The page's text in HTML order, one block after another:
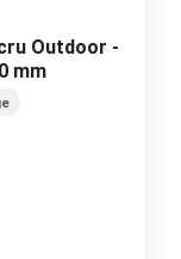
Outdoor -
mm